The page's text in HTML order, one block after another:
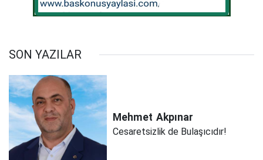
SON YAZILAR
Mehmet Akpınar
Cesaretsizlik de Bulaşıcıdır!